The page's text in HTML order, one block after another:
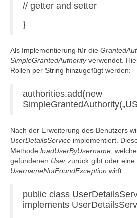
// getter and setter
}
Als Implementierung für die
SimpleGrantedAuthorityverwendet.
Rollen per String hinzugefügt werden:
authorities.add(new
Nach der Erweiterung des Benutzers
UserDetailsService implementiert.
Methode loadUserByUsername ,
gefundenen User zurück gibt oder eine
UsernameNotFoundException wirft:
public class
implements